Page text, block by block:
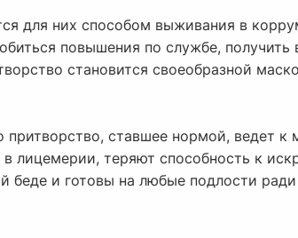
для них способом выживания в
повышения по службе, получить
становится своеобразной
притворство, ставшее нормой, ведет
лицемерии, теряют способность к
беде и готовы на любые подлости